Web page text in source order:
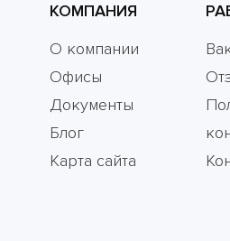
КОМПАНИЯ
О компании
Офисы
Документы
Блог
Карта сайта